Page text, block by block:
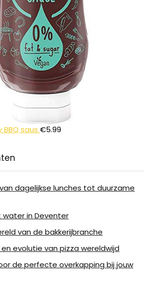
saus €5.99
dagelijkse lunches tot duurzame
in Deventer
van de bakkerijbranche
evolutie van pizza wereldwijd
de perfecte overkapping bij jouw